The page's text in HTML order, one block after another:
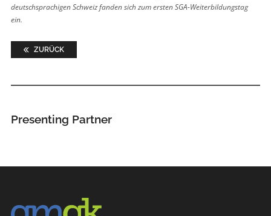
deutschsprachigen Schweiz fanden sich zum ersten ­SGA-Weiterbildungstag
ein.
ZURÜCK
Presenting Partner